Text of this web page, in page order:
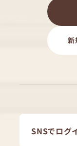
新
SNSでログ